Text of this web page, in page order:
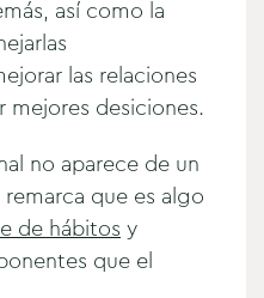
así como la
las relaciones
mejores desiciones.
no aparece de un
que es algo
de hábitos y
que el